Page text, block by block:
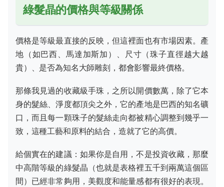
綠髮晶的價格與等級關係
價格是等級最直接的反映，但這裡面也有市場因素。產
地（如巴西、馬達加斯加）、尺寸（珠子直徑越大越
貴）、是否為知名大師雕刻，都會影響最終價格。
那條我見過的收藏級手珠，之所以開價數萬，除了它本
身的髮絲、淨度都頂尖之外，它的產地是巴西的知名礦
口，而且每一顆珠子的髮絲走向都被精心調整到幾乎一
致，這種工藝和原料的結合，造就了它的高價。
給個實在的建議：如果你是自用，不是投資收藏，那麼
中高階等級的綠髮晶（也就是表格裡五千到兩萬這個區
間）已經非常夠用，美觀度和能量感都有很好的表現。